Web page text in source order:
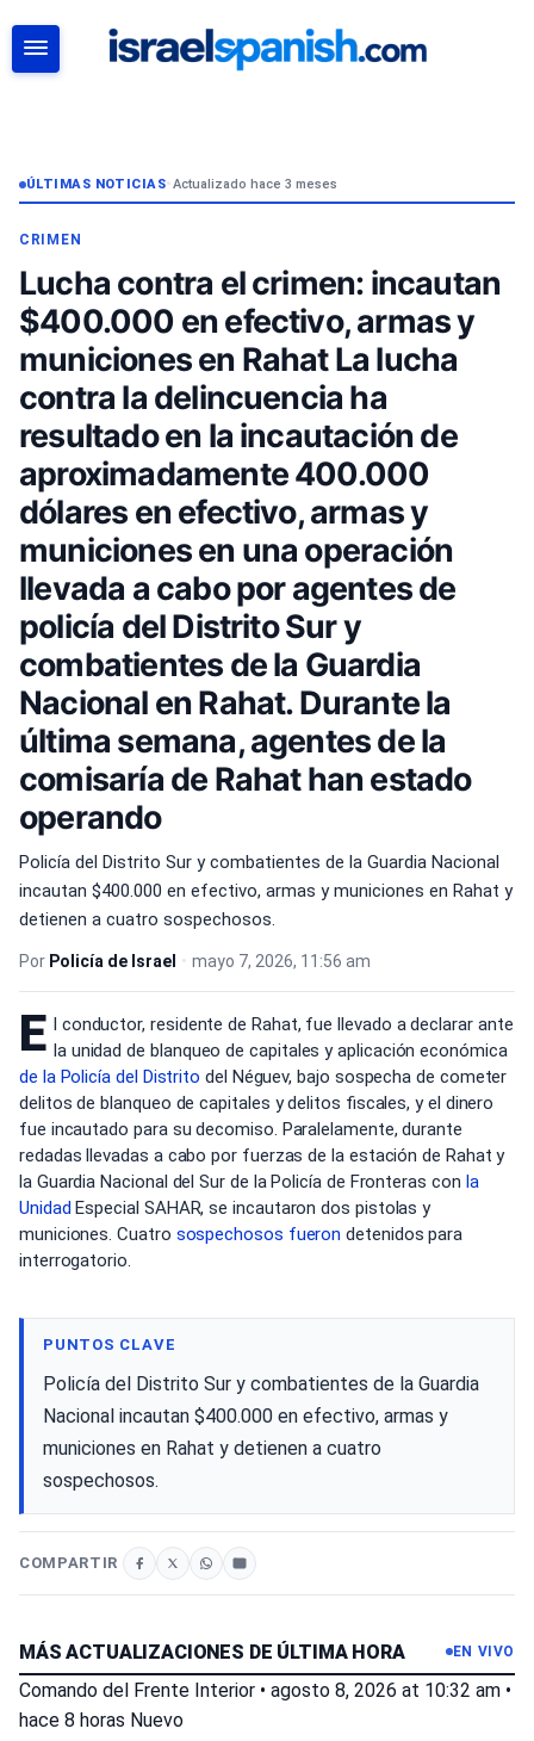
ÚLTIMAS NOTICIAS• Actualizado hace 3 meses
CRIMEN
Lucha contra el crimen: incautan
$400.000 en efectivo, armas y
municiones en Rahat La lucha
contra la delincuencia ha
resultado en la incautación de
aproximadamente 400.000
dólares en efectivo, armas y
municiones en una operación
llevada a cabo por agentes de
policía del Distrito Sur y
combatientes de la Guardia
Nacional en Rahat. Durante la
última semana, agentes de la
comisaría de Rahat han estado
operando
Policía del Distrito Sur y combatientes de la Guardia Nacional
incautan $400.000 en efectivo, armas y municiones en Rahat y
detienen a cuatro sospechosos.
Por Policía de Israel • mayo 7, 2026, 11:56 am
E l conductor, residente de Rahat, fue llevado a declarar ante
la unidad de blanqueo de capitales y aplicación económica
de la Policía del Distrito del Néguev, bajo sospecha de cometer
delitos de blanqueo de capitales y delitos fiscales, y el dinero
fue incautado para su decomiso. Paralelamente, durante
redadas llevadas a cabo por fuerzas de la estación de Rahat y
la Guardia Nacional del Sur de la Policía de Fronteras con la
Unidad Especial SAHAR, se incautaron dos pistolas y
municiones. Cuatro sospechosos fueron detenidos para
interrogatorio.
PUNTOS CLAVE
Policía del Distrito Sur y combatientes de la Guardia
Nacional incautan $400.000 en efectivo, armas y
municiones en Rahat y detienen a cuatro
sospechosos.
COMPARTIR
MÁS ACTUALIZACIONES DE ÚLTIMA HORA EN VIVO
Comando del Frente Interior • agosto 8, 2026 at 10:32 am •
hace 8 horas Nuevo